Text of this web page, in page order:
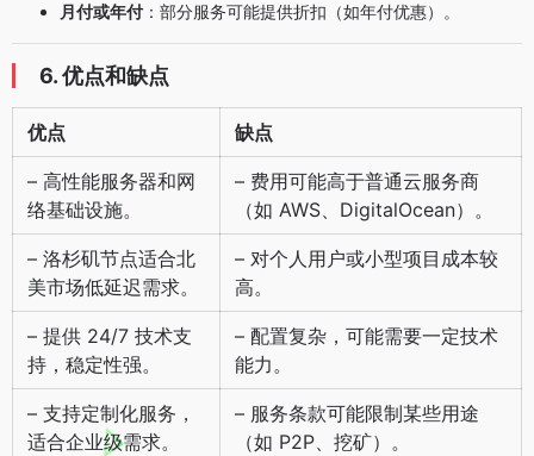
月付或年付：部分服务可能提供折扣（如年付优惠）。
6. 优点和缺点
优点 缺点
– 高性能服务器和网
络基础设施。
– 费用可能高于普通云服务商
（如 AWS、DigitalOcean）。
– 洛杉矶节点适合北
美市场低延迟需求。
– 对个人用户或小型项目成本较
高。
– 提供 24/7 技术支
持，稳定性强。
– 配置复杂，可能需要一定技术
能力。
– 支持定制化服务，
适合企业级需求。
– 服务条款可能限制某些用途
（如 P2P、挖矿）。